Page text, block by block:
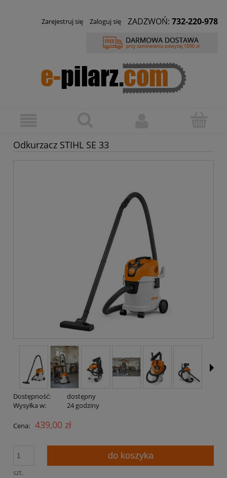
Zarejestruj się Zaloguj się ZADZWOŃ: 732-220-978
Odkurzacz STIHL SE 33
Dostępność:
dostępny
Wysyłka w:
24 godziny
Cena: 439,00 zł
szt.
do koszyka